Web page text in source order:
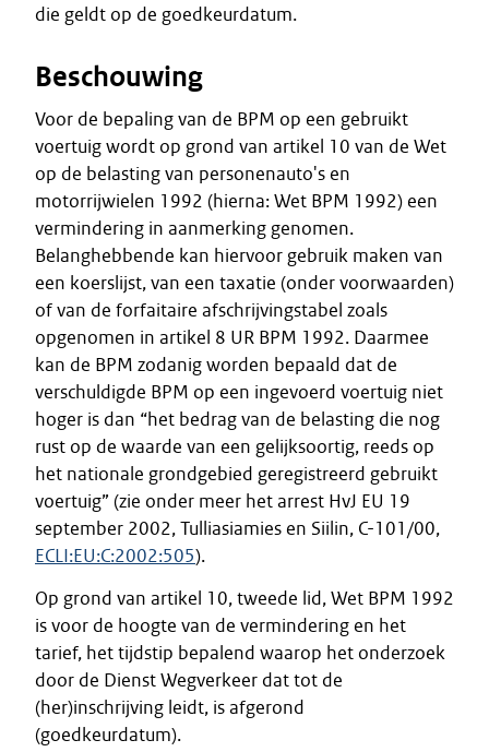
die geldt op de goedkeurdatum.
Beschouwing
Voor de bepaling van de BPM op een gebruikt
voertuig wordt op grond van artikel 10 van de Wet
op de belasting van personenauto's en
motorrijwielen 1992 (hierna: Wet BPM 1992) een
vermindering in aanmerking genomen.
Belanghebbende kan hiervoor gebruik maken van
een koerslijst, van een taxatie (onder voorwaarden)
of van de forfaitaire afschrijvingstabel zoals
opgenomen in artikel 8 UR BPM 1992. Daarmee
kan de BPM zodanig worden bepaald dat de
verschuldigde BPM op een ingevoerd voertuig niet
hoger is dan “het bedrag van de belasting die nog
rust op de waarde van een gelijksoortig, reeds op
het nationale grondgebied geregistreerd gebruikt
voertuig” (zie onder meer het arrest HvJ EU 19
september 2002, Tulliasiamies en Siilin, C-101/00,
ECLI:EU:C:2002:505).
Op grond van artikel 10, tweede lid, Wet BPM 1992
is voor de hoogte van de vermindering en het
tarief, het tijdstip bepalend waarop het onderzoek
door de Dienst Wegverkeer dat tot de
(her)inschrijving leidt, is afgerond
(goedkeurdatum).